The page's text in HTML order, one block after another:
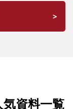
気資料一覧